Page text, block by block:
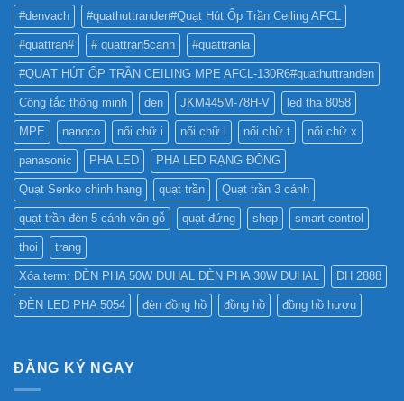
QUẢNG
CÁO?
TỐT
NHẤT
?
#denvach #quathuttranden#Quạt Hút Ốp Trần Ceiling AFCL
#quattran# # quattran5canh #quattranla
#QUẠT HÚT ỐP TRẦN CEILING MPE AFCL-130R6#quathuttranden
Công tắc thông minh den JKM445M-78H-V led tha 8058
MPE nanoco nối chữ i nối chữ l nối chữ t nối chữ x
panasonic PHA LED PHA LED RẠNG ĐÔNG
Quạt Senko chinh hang quạt trần Quạt trần 3 cánh
quạt trần đèn 5 cánh vân gỗ quạt đứng shop smart control
thoi trang
Xóa term: ĐÈN PHA 50W DUHAL ĐÈN PHA 30W DUHAL ĐH 2888
ĐÈN LED PHA 5054 đèn đồng hồ đồng hồ đồng hồ hươu
ĐĂNG KÝ NGAY